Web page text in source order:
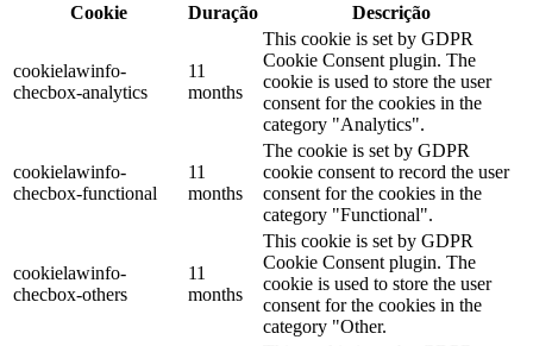
Cookie
Duração Descrição
cookielawinfo-
checbox-analytics
11
months
This cookie is set by GDPR
Cookie Consent plugin. The
cookie is used to store the user
consent for the cookies in the
category "Analytics".
cookielawinfo-
checbox-functional
11
months
The cookie is set by GDPR
cookie consent to record the user
consent for the cookies in the
category "Functional".
cookielawinfo-
checbox-others
11
months
This cookie is set by GDPR
Cookie Consent plugin. The
cookie is used to store the user
consent for the cookies in the
category "Other.